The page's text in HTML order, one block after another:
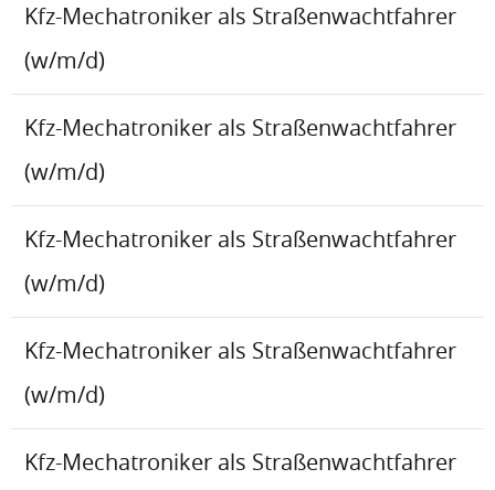
Kfz-Mechatroniker als Straßenwachtfahrer
(w/m/d)
Kfz-Mechatroniker als Straßenwachtfahrer
(w/m/d)
Kfz-Mechatroniker als Straßenwachtfahrer
(w/m/d)
Kfz-Mechatroniker als Straßenwachtfahrer
(w/m/d)
Kfz-Mechatroniker als Straßenwachtfahrer